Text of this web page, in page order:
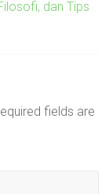
dan Tips
fields are